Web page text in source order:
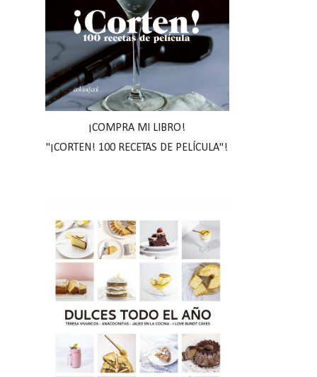
¡COMPRA MI LIBRO!
"¡CORTEN! 100 RECETAS DE PELÍCULA"!